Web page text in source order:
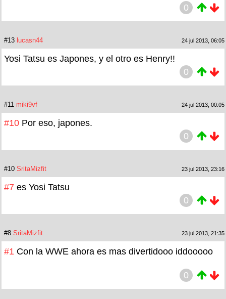
0
#13 lucasn44 24 jul 2013, 06:05
Yosi Tatsu es Japones, y el otro es Henry!!
0
#11 miki9vf 24 jul 2013, 00:05
#10 Por eso, japones.
0
#10 SritaMizfit 23 jul 2013, 23:16
#7 es Yosi Tatsu
0
#8 SritaMizfit 23 jul 2013, 21:35
#1 Con la WWE ahora es mas divertidooo iddooooo
0